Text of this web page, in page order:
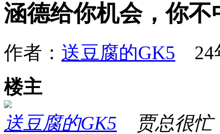
涵德给你机会，你不
作者： 送豆腐的GK5 24
楼主
送豆腐的GK5
贾总很忙